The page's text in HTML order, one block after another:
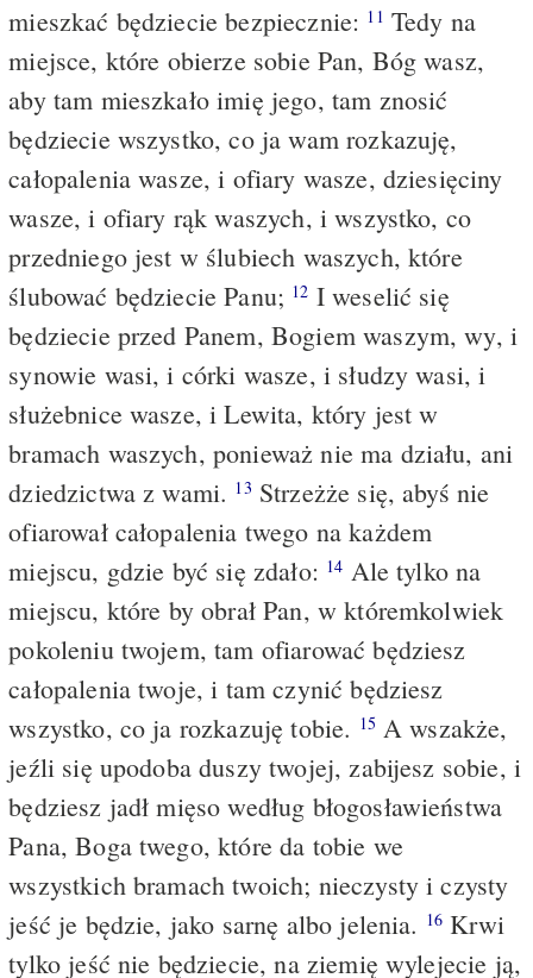
mieszkać będziecie bezpiecznie: 11 Tedy na
miejsce, które obierze sobie Pan, Bóg wasz,
aby tam mieszkało imię jego, tam znosić
będziecie wszystko, co ja wam rozkazuję,
całopalenia wasze, i ofiary wasze, dziesięciny
wasze, i ofiary rąk waszych, i wszystko, co
przedniego jest w ślubiech waszych, które
ślubować będziecie Panu; 12 I weselić się
będziecie przed Panem, Bogiem waszym, wy, i
synowie wasi, i córki wasze, i słudzy wasi, i
służebnice wasze, i Lewita, który jest w
bramach waszych, ponieważ nie ma działu, ani
dziedzictwa z wami. 13 Strzeżże się, abyś nie
ofiarował całopalenia twego na każdem
miejscu, gdzie być się zdało: 14 Ale tylko na
miejscu, które by obrał Pan, w któremkolwiek
pokoleniu twojem, tam ofiarować będziesz
całopalenia twoje, i tam czynić będziesz
wszystko, co ja rozkazuję tobie. 15 A wszakże,
jeźli się upodoba duszy twojej, zabijesz sobie, i
będziesz jadł mięso według błogosławieństwa
Pana, Boga twego, które da tobie we
wszystkich bramach twoich; nieczysty i czysty
jeść je będzie, jako sarnę albo jelenia. 16 Krwi
tylko jeść nie będziecie, na ziemię wylejecie ją,